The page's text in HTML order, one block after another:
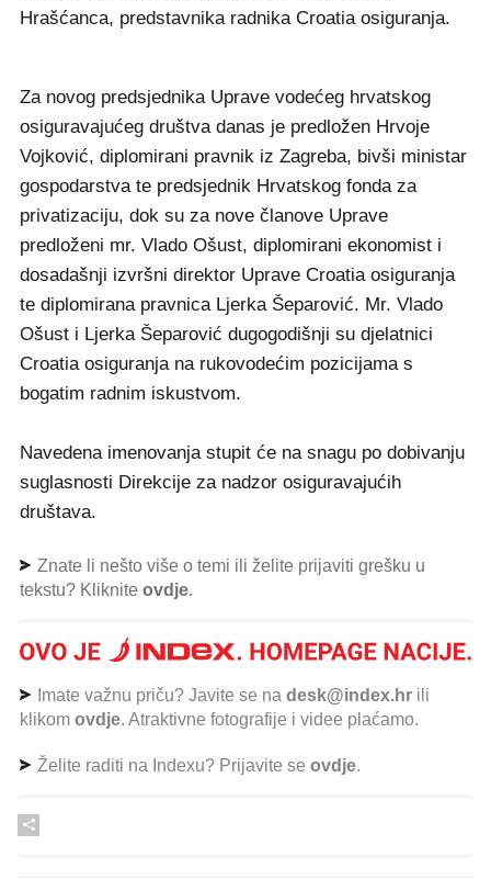
Hrašćanca, predstavnika radnika Croatia osiguranja.
Za novog predsjednika Uprave vodećeg hrvatskog
osiguravajućeg društva danas je predložen Hrvoje
Vojković, diplomirani pravnik iz Zagreba, bivši ministar
gospodarstva te predsjednik Hrvatskog fonda za
privatizaciju, dok su za nove članove Uprave
predloženi mr. Vlado Ošust, diplomirani ekonomist i
dosadašnji izvršni direktor Uprave Croatia osiguranja
te diplomirana pravnica Ljerka Šeparović. Mr. Vlado
Ošust i Ljerka Šeparović dugogodišnji su djelatnici
Croatia osiguranja na rukovodećim pozicijama s
bogatim radnim iskustvom.
Navedena imenovanja stupit će na snagu po dobivanju
suglasnosti Direkcije za nadzor osiguravajućih
društava.
Znate li nešto više o temi ili želite prijaviti grešku u
tekstu? Kliknite ovdje.
Imate važnu priču? Javite se na desk@index.hr ili
klikom ovdje. Atraktivne fotografije i videe plaćamo.
Želite raditi na Indexu? Prijavite se ovdje.